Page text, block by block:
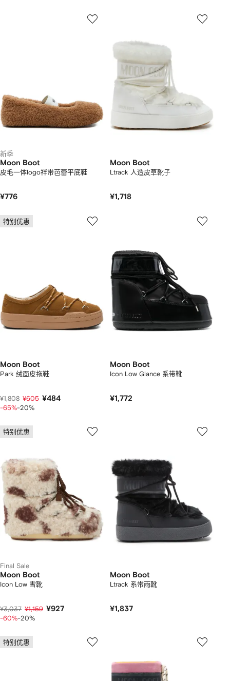
新季
Moon Boot
皮毛一体logo袢带芭蕾平底鞋
¥776
Moon Boot
Ltrack 人造皮草靴子
¥1,718
特别优惠
Moon Boot
Park 绒面皮拖鞋
¥1,808 ¥605 ¥484
-65%-20%
Moon Boot
Icon Low Glance 系带靴
¥1,772
特别优惠
Final Sale
Moon Boot
Icon Low 雪靴
¥3,037 ¥1,159 ¥927
-60%-20%
Moon Boot
Ltrack 系带雨靴
¥1,837
特别优惠